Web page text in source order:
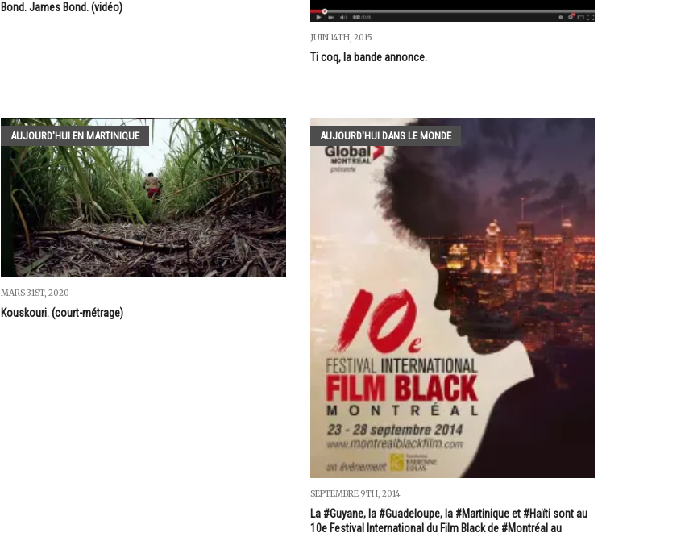
Bond. James Bond. (vidéo)
JUIN 14TH, 2015
Ti coq, la bande annonce.
AUJOURD'HUI EN MARTINIQUE
MARS 31ST, 2020
Kouskouri. (court-métrage)
AUJOURD'HUI DANS LE MONDE
SEPTEMBRE 9TH, 2014
La #Guyane, la #Guadeloupe, la #Martinique et #Haïti sont au
10e Festival International du Film Black de #Montréal au